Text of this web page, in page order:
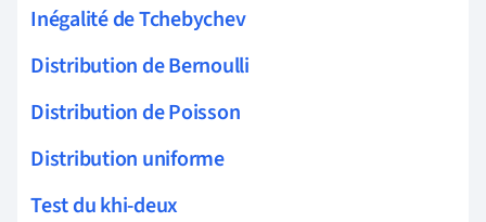
Inégalité de Tchebychev
Distribution de Bernoulli
Distribution de Poisson
Distribution uniforme
Test du khi-deux